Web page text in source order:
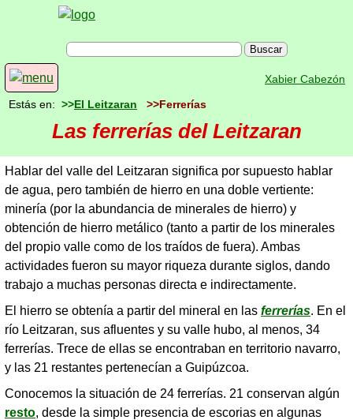
Xabier Cabezón
Estás en: >> El Leitzaran >>Ferrerías
Las ferrerías del Leitzaran
Hablar del valle del Leitzaran significa por supuesto hablar
de agua, pero también de hierro en una doble vertiente:
minería (por la abundancia de minerales de hierro) y
obtención de hierro metálico (tanto a partir de los minerales
del propio valle como de los traídos de fuera). Ambas
actividades fueron su mayor riqueza durante siglos, dando
trabajo a muchas personas directa e indirectamente.
El hierro se obtenía a partir del mineral en las ferrerías. En el
río Leitzaran, sus afluentes y su valle hubo, al menos, 34
ferrerías. Trece de ellas se encontraban en territorio navarro,
y las 21 restantes pertenecían a Guipúzcoa.
Conocemos la situación de 24 ferrerías. 21 conservan algún
resto, desde la simple presencia de escorias en algunas